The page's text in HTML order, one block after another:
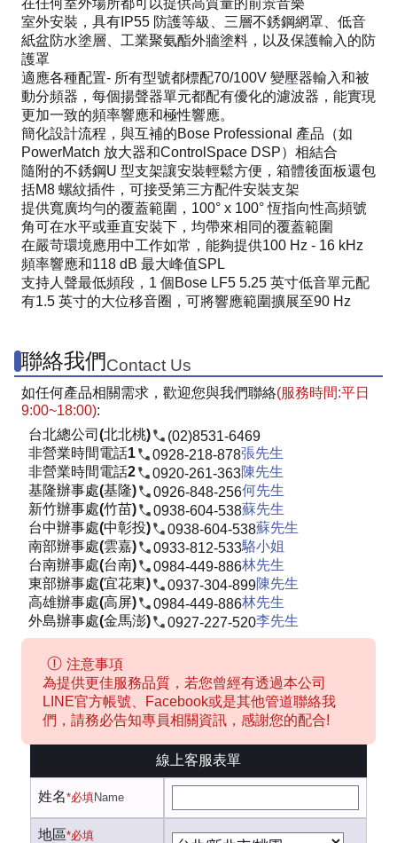
室外安裝，具有IP55 防護等級、三層不銹鋼網罩、低音
紙盆防水塗層、工業聚氨酯外牆塗料，以及保護輸入的防
護罩
適應各種配置- 所有型號都標配70/100V 變壓器輸入和被
動分頻器，每個揚聲器單元都配有優化的濾波器，能實現
更加一致的頻率響應和極性響應。
簡化設計流程，與互補的Bose Professional 產品（如
PowerMatch 放大器和ControlSpace DSP）相結合
隨附的不銹鋼U 型支架讓安裝輕鬆方便，箱體後面板還包
括M8 螺紋插件，可接受第三方配件安裝支架
提供寬廣均勻的覆蓋範圍，100° x 100° 恆指向性高頻號
角可在水平或垂直安裝下，均帶來相同的覆蓋範圍
在嚴苛環境應用中工作如常，能夠提供100 Hz - 16 kHz
頻率響應和118 dB 最大峰值SPL
支持人聲最低頻段，1 個Bose LF5 5.25 英寸低音單元配
有1.5 英寸的大位移音圈，可將響應範圍擴展至90 Hz
聯絡我們Contact Us
如任何產品相關需求，歡迎您與我們聯絡(服務時間:平日
9:00~18:00):
台北總公司(北北桃)
(02)8531-6469
非營業時間電話1
0928-218-878張先生
非營業時間電話2
0920-261-363陳先生
基隆辦事處(基隆)
0926-848-256何先生
新竹辦事處(竹苗)
0938-604-538蘇先生
台中辦事處(中彰投)
0938-604-538蘇先生
南部辦事處(雲嘉)
0933-812-533駱小姐
台南辦事處(台南)
0984-449-886林先生
東部辦事處(宜花東)
0937-304-899陳先生
高雄辦事處(高屏)
0984-449-886林先生
外島辦事處(金馬澎)
0927-227-520李先生
注意事項
為提供更佳服務品質，若您曾經有透過本公司
LINE官方帳號、Facebook或是其他管道聯絡我
們，請務必告知專員相關資訊，感謝您的配合!
線上客服表單
姓名*必填Name
地區*必填